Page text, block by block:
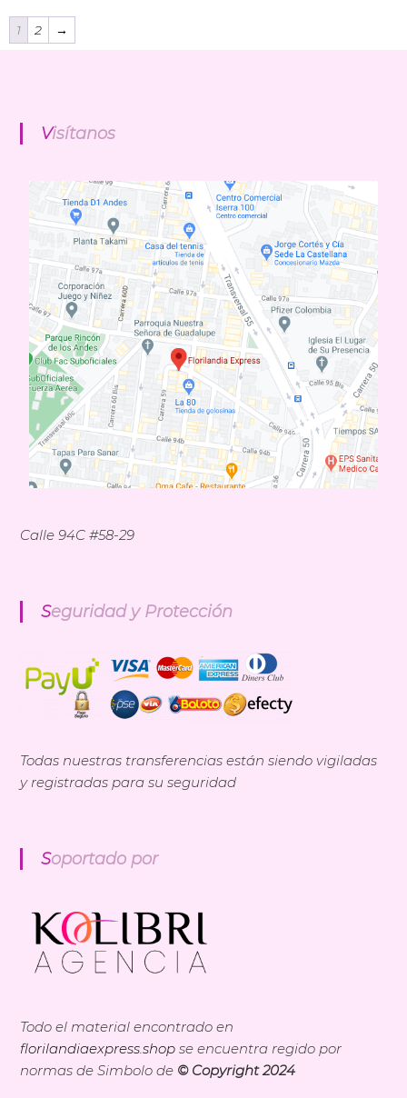
1 2 →
Visítanos
Calle 94C #58-29
Seguridad y Protección
Todas nuestras transferencias están siendo vigiladas
y registradas para su seguridad
Soportado por
Todo el material encontrado en
florilandiaexpress.shopse encuentra regido por
normas de Simbolo de © Copyright 2024